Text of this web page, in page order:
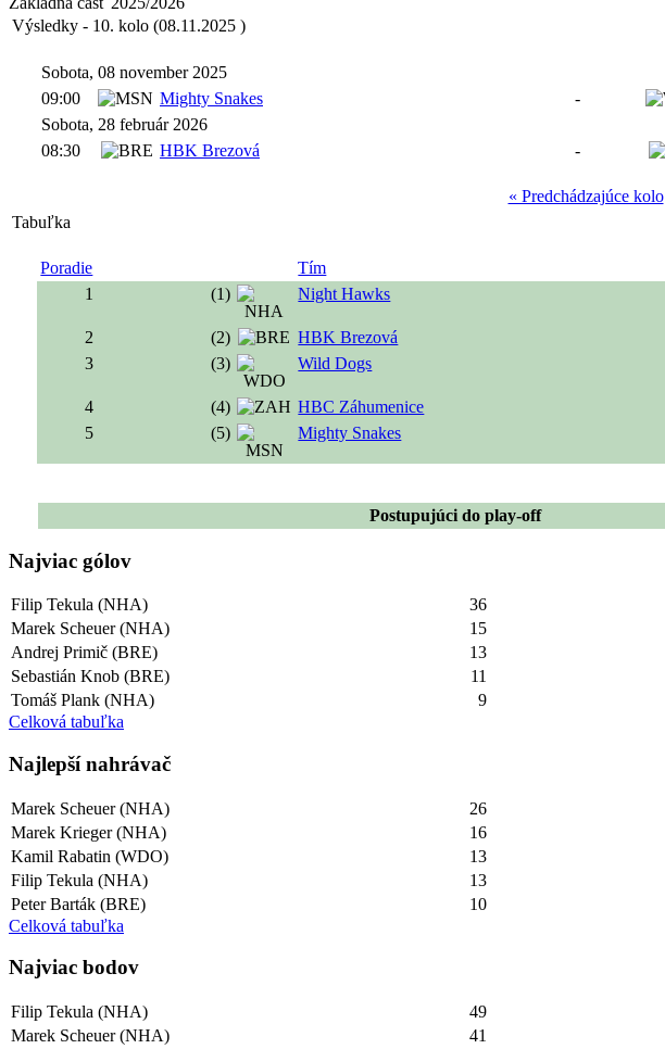
Výsledky - 10. kolo (08.11.2025 )
Sobota, 08 november 2025
09:00
Mighty Snakes -
Sobota, 28 február 2026
08:30
HBK Brezová -
« Predchádzajúce kolo
Tabuľka
Poradie Tím
1
(1) Night Hawks
2 (2) HBK Brezová
3
(3) Wild Dogs
4 (4) HBC Záhumenice
5
(5) Mighty Snakes
Postupujúci do play-off
Najviac gólov
Filip Tekula (NHA)
36
Marek Scheuer (NHA)
15
Andrej Primič (BRE)
13
Sebastián Knob (BRE)
11
Tomáš Plank (NHA)
9
Celková tabuľka
Najlepší­ nahrávač
Marek Scheuer (NHA)
26
Marek Krieger (NHA)
16
Kamil Rabatin (WDO)
13
Filip Tekula (NHA)
13
Peter Barták (BRE)
10
Celková tabuľka
Najviac bodov
Filip Tekula (NHA)
49
Marek Scheuer (NHA)
41